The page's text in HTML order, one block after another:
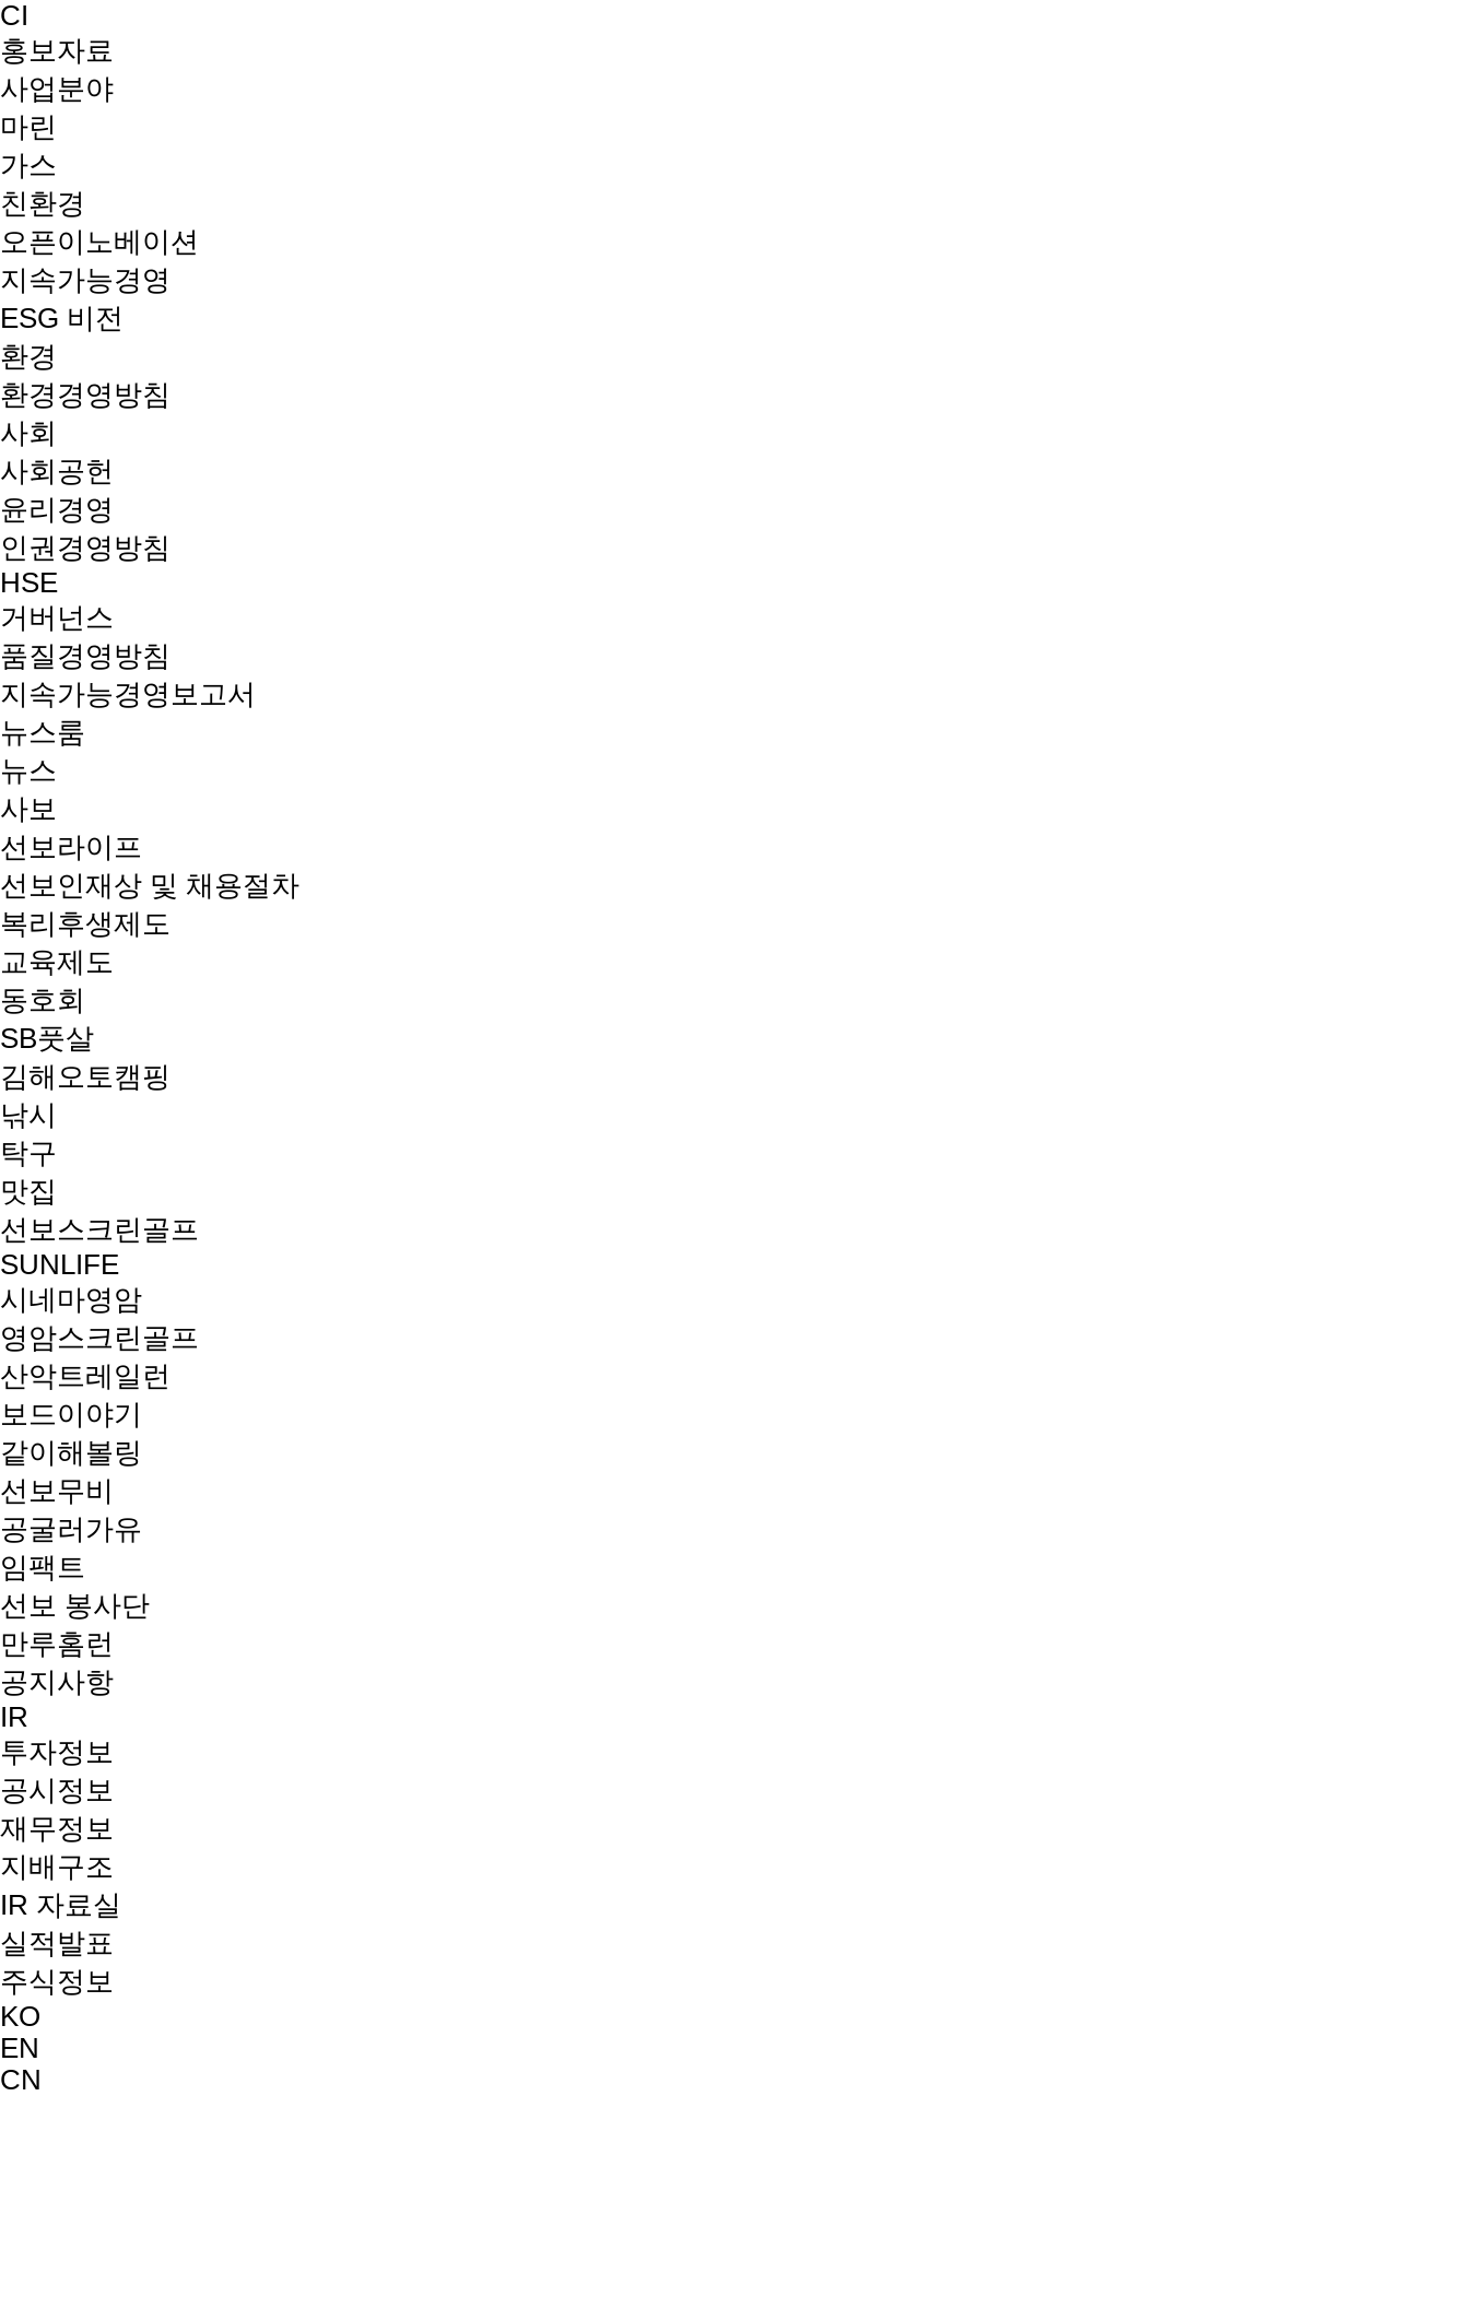
CI
홍보자료
사업분야
마린
가스
친환경
오픈이노베이션
지속가능경영
ESG 비전
환경
환경경영방침
사회
사회공헌
윤리경영
인권경영방침
HSE
거버넌스
품질경영방침
지속가능경영보고서
뉴스룸
뉴스
사보
선보라이프
선보인재상 및 채용절차
복리후생제도
교육제도
동호회
SB풋살
김해오토캠핑
낚시
탁구
맛집
선보스크린골프
SUNLIFE
시네마영암
영암스크린골프
산악트레일런
보드이야기
같이해볼링
선보무비
공굴러가유
임팩트
선보 봉사단
만루홈런
공지사항
IR
투자정보
공시정보
재무정보
지배구조
IR 자료실
실적발표
주식정보
KO
EN
CN